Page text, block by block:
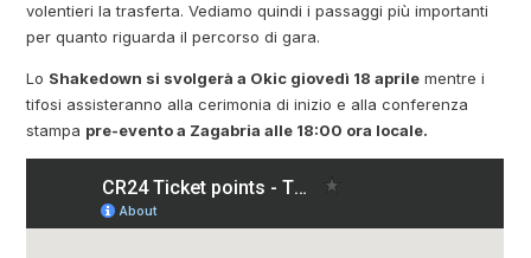
volentieri la trasferta. Vediamo quindi i passaggi più importanti
per quanto riguarda il percorso di gara.
Lo Shakedown si svolgerà a Okic giovedì 18 aprile mentre i
tifosi assisteranno alla cerimonia di inizio e alla conferenza
stampa pre-evento a Zagabria alle 18:00 ora locale.